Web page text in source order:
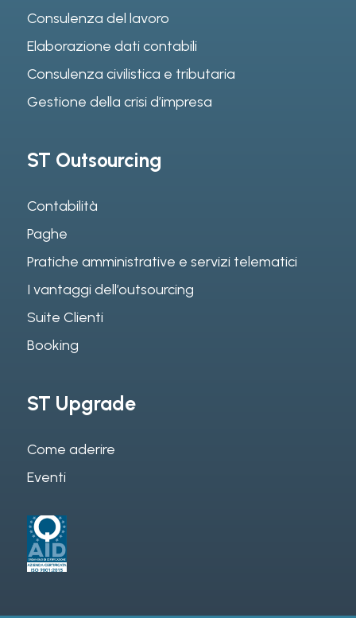
Consulenza del lavoro
Elaborazione dati contabili
Consulenza civilistica e tributaria
Gestione della crisi d’impresa
ST Outsourcing
Contabilità
Paghe
Pratiche amministrative e servizi telematici
I vantaggi dell’outsourcing
Suite Clienti
Booking
ST Upgrade
Come aderire
Eventi